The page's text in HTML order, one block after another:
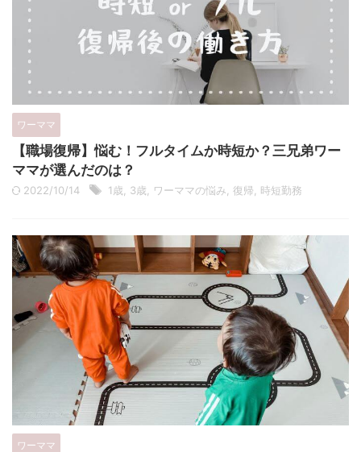
ワーママ
【職場復帰】悩む！フルタイムか時短か？三兄弟ワー
ママが選んだのは？
2022/10/14 1歳, 3歳, ワーママの悩み, 復帰, 時短勤務
ワーママ